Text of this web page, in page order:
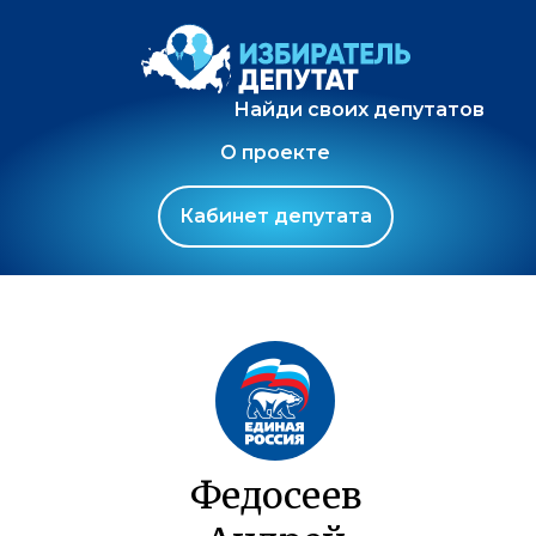
Найди своих депутатов
О проекте
Кабинет депутата
Федосеев